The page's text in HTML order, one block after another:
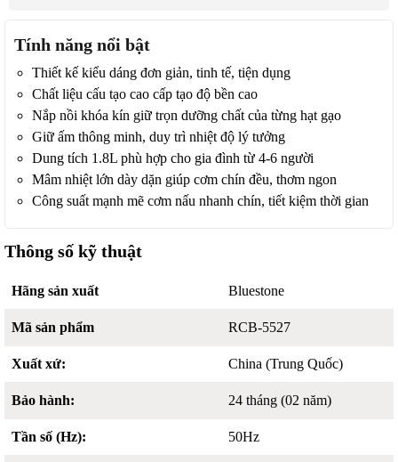
Tính năng nổi bật
Thiết kế kiểu dáng đơn giản, tinh tế, tiện dụng
Chất liệu cấu tạo cao cấp tạo độ bền cao
Nắp nồi khóa kín giữ trọn dưỡng chất của từng hạt gạo
Giữ ấm thông minh, duy trì nhiệt độ lý tưởng
Dung tích 1.8L phù hợp cho gia đình từ 4-6 người
Mâm nhiệt lớn dày dặn giúp cơm chín đều, thơm ngon
Công suất mạnh mẽ cơm nấu nhanh chín, tiết kiệm thời gian
Thông số kỹ thuật
Hãng sản xuất Bluestone
Mã sản phẩm RCB-5527
Xuất xứ: China (Trung Quốc)
Bảo hành: 24 tháng (02 năm)
Tần số (Hz): 50Hz